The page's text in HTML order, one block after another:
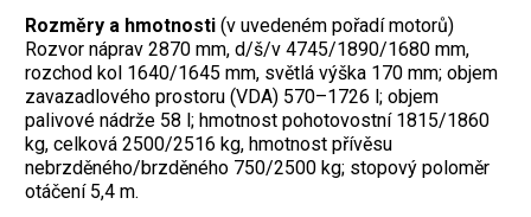
Rozměry a hmotnosti (v uvedeném pořadí motorů)
Rozvor náprav 2870 mm, d/š/v 4745/1890/1680 mm,
rozchod kol 1640/1645 mm, světlá výška 170 mm; objem
zavazadlového prostoru (VDA) 570–1726 l; objem
palivové nádrže 58 l; hmotnost pohotovostní 1815/1860
kg, celková 2500/2516 kg, hmotnost přívěsu
nebrzděného/brzděného 750/2500 kg; stopový poloměr
otáčení 5,4 m.